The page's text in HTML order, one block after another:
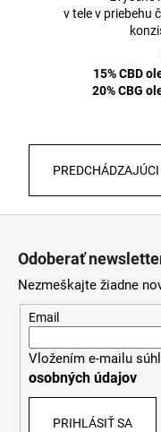
v tele v priebehu
15% CBD
20% CBG
Odoberať
Nezmeškajte žiadne
Email
Vložením e-mailu
osobných údajov
PRIHLÁSIŤ SA